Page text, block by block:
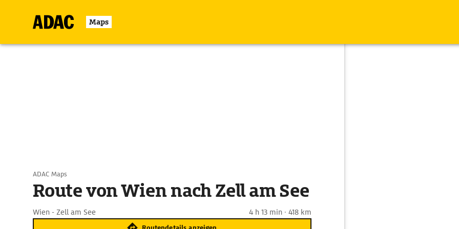
Maps
ADAC Maps
Route von Wien nach Zell am See
Wien - Zell am See 4 h 13 min · 418 km